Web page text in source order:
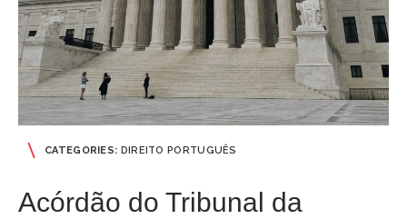
CATEGORIES: DIREITO PORTUGUÊS
Acórdão do Tribunal da